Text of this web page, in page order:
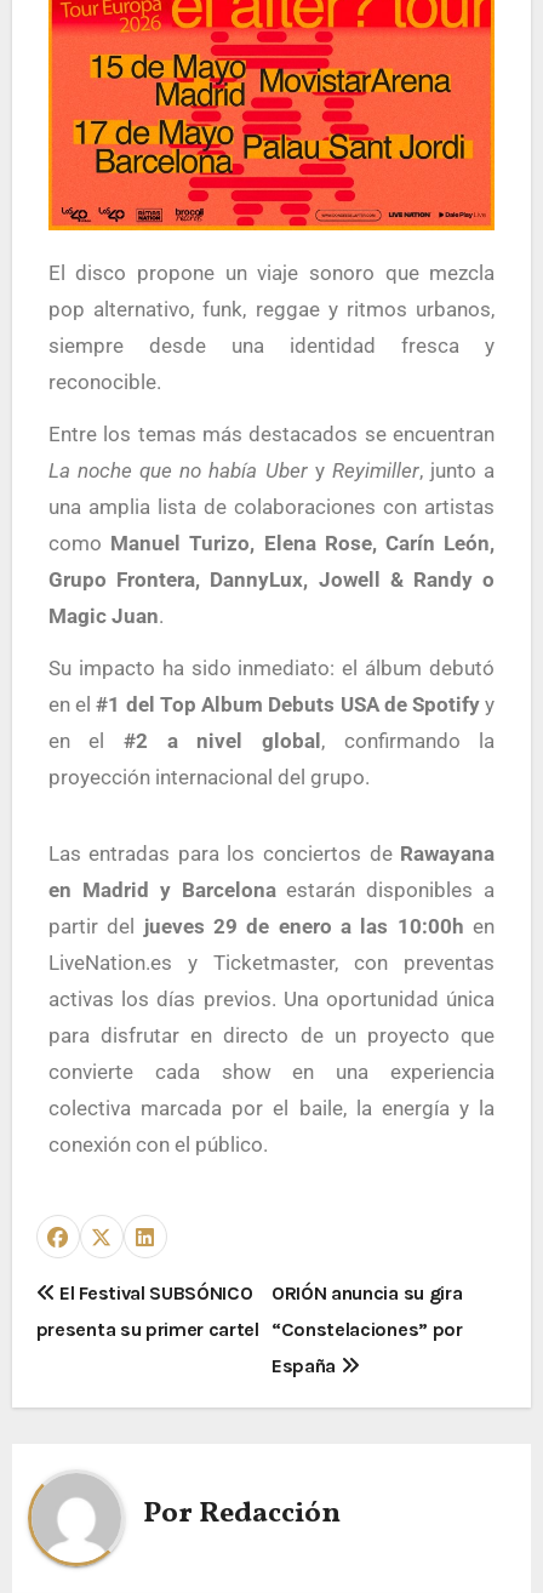
El disco propone un viaje sonoro que mezcla
pop alternativo, funk, reggae y ritmos urbanos,
siempre desde una identidad fresca y
reconocible.
Entre los temas más destacados se encuentran
La noche que no había Ubery Reyimiller, junto a
una amplia lista de colaboraciones con artistas
como Manuel Turizo, Elena Rose, Carín León,
Grupo Frontera, DannyLux, Jowell & Randy o
Magic Juan.
Su impacto ha sido inmediato: el álbum debutó
en el#1 del Top Album Debuts USA de Spotify y
en el#2 a nivel global , confirmando la
proyección internacional del grupo.
Las entradas para los conciertos de Rawayana
en Madrid y Barcelonaestarán disponibles a
partir del jueves 29 de enero a las 10:00h en
LiveNation.es y Ticketmaster, con preventas
activas los días previos. Una oportunidad única
para disfrutar en directo de un proyecto que
convierte cada show en una experiencia
colectiva marcada por el baile, la energía y la
conexión con el público.
El Festival SUBSÓNICO
presenta su primer cartel
ORIÓN anuncia su gira
“Constelaciones” por
España
PorRedacción